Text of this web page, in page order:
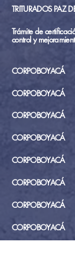
TRITURADOS PAZ
Trámite de
control y
CORPOBOYACÁ
CORPOBOYACÁ
CORPOBOYACÁ
CORPOBOYACÁ
CORPOBOYACÁ
CORPOBOYACÁ
CORPOBOYACÁ
CORPOBOYACÁ